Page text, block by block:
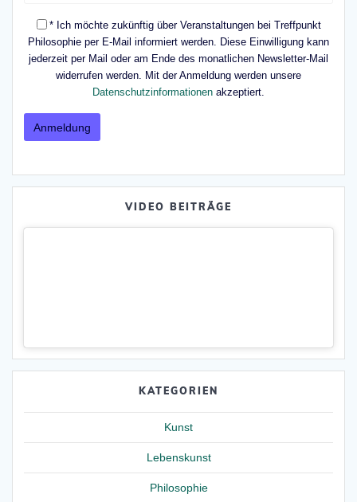
* Ich möchte zukünftig über Veranstaltungen bei Treffpunkt
Philosophie per E-Mail informiert werden. Diese Einwilligung kann
jederzeit per Mail oder am Ende des monatlichen Newsletter-Mail
widerrufen werden. Mit der Anmeldung werden unsere
Datenschutzinformationen akzeptiert.
VIDEO BEITRÄGE
KATEGORIEN
Kunst
Lebenskunst
Philosophie